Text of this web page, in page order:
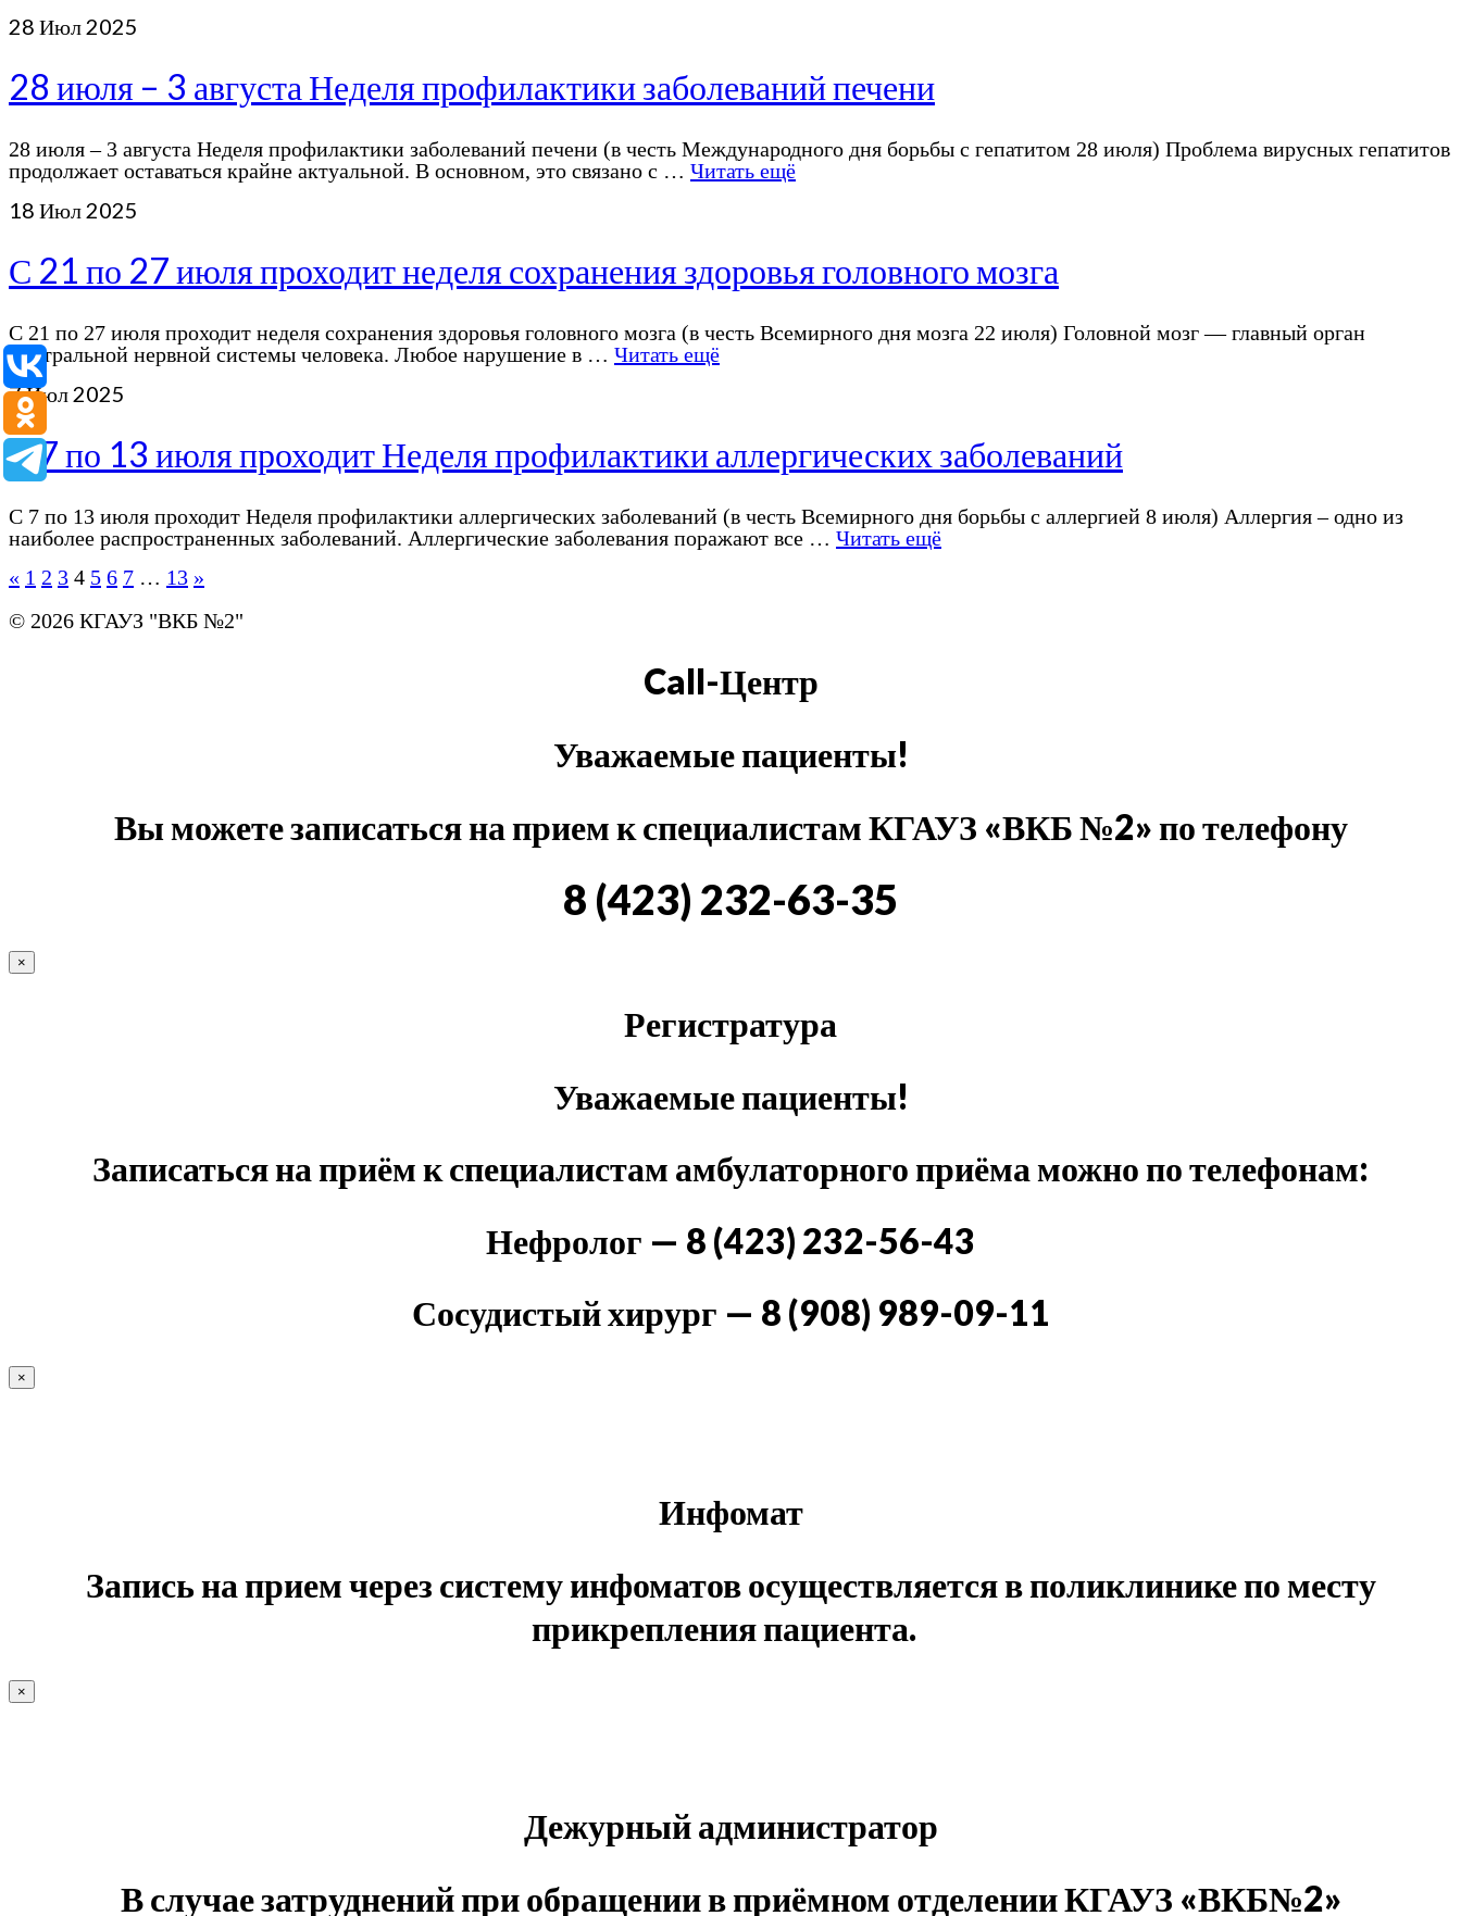
28 Июл 2025
28 июля – 3 августа Неделя профилактики заболеваний печени
28 июля – 3 августа Неделя профилактики заболеваний печени (в честь Международного дня борьбы с гепатитом 28 июля) Проблема вирусных гепатитов
продолжает оставаться крайне актуальной. В основном, это связано с … Читать ещё
18 Июл 2025
С 21 по 27 июля проходит неделя сохранения здоровья головного мозга
С 21 по 27 июля проходит неделя сохранения здоровья головного мозга (в честь Всемирного дня мозга 22 июля) Головной мозг — главный орган
центральной нервной системы человека. Любое нарушение в … Читать ещё
7Июл 2025
С 7 по 13 июля проходит Неделя профилактики аллергических заболеваний
С 7 по 13 июля проходит Неделя профилактики аллергических заболеваний (в честь Всемирного дня борьбы с аллергией 8 июля) Аллергия – одно из
наиболее распространенных заболеваний. Аллергические заболевания поражают все … Читать ещё
« 1 2 3 4 5 6 7 … 13 »
© 2026 КГАУЗ "ВКБ №2"
Call-Центр
Уважаемые пациенты!
Вы можете записаться на прием к специалистам КГАУЗ «ВКБ №2» по телефону
8 (423) 232-63-35
×
Регистратура
Уважаемые пациенты!
Записаться на приём к специалистам амбулаторного приёма можно по телефонам:
Нефролог — 8 (423) 232-56-43
Сосудистый хирург — 8 (908) 989-09-11
×
Инфомат
Запись на прием через систему инфоматов осуществляется в поликлинике по месту
прикрепления пациента.
×
Дежурный администратор
В случае затруднений при обращении в приёмном отделении КГАУЗ «ВКБ№2»